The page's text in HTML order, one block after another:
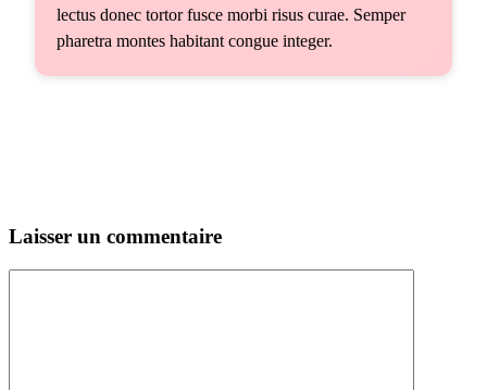
lectus donec tortor fusce morbi risus curae. Semper
pharetra montes habitant congue integer.
Laisser un commentaire